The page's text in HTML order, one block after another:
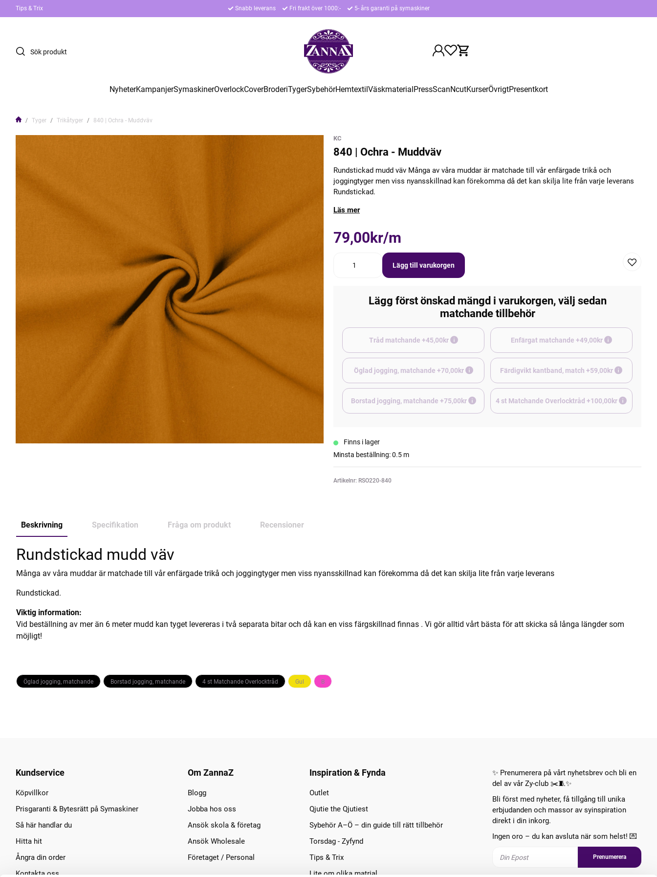
Tips & Trix Snabb leverans Fri frakt över 1000:- 5- års garanti på symaskiner
NyheterKampanjerSymaskinerOverlockCoverBroderiTygerSybehörHemtextilVäskmaterialPressScanNcutKurserÖvrigtPresentkort
Tyger Trikåtyger 840 | Ochra - Muddväv
KC
840 | Ochra - Muddväv
Rundstickad mudd väv Många av våra muddar är matchade till vår enfärgade trikå och
joggingtyger men viss nyansskillnad kan förekomma då det kan skilja lite från varje leverans
Rundstickad.
Läs mer
79,00kr/m
Lägg till varukorgen
Lägg först önskad mängd i varukorgen, välj sedan
matchande tillbehör
Tråd matchande +45,00kr Enfärgat matchande +49,00kr
Öglad jogging, matchande +70,00kr Färdigvikt kantband, match +59,00kr
Borstad jogging, matchande +75,00kr 4 st Matchande Overlocktråd +100,00kr
Finns i lager
Minsta beställning: 0.5 m
Artikelnr: RSO220-840
Beskrivning Specifikation Fråga om produkt Recensioner
Rundstickad mudd väv
Många av våra muddar är matchade till vår enfärgade trikå och joggingtyger men viss nyansskillnad kan förekomma då det kan skilja lite från varje leverans
Rundstickad.
Viktig information:
Vid beställning av mer än 6 meter mudd kan tyget levereras i två separata bitar och då kan en viss färgskillnad finnas . Vi gör alltid vårt bästa för att skicka så långa längder som
möjligt!
Öglad jogging, matchande Borstad jogging, matchande 4 st Matchande Overlocktråd Gul B
Kundservice
Köpvillkor
Prisgaranti & Bytesrätt på Symaskiner
Så här handlar du
Hitta hit
Ångra din order
Kontakta oss
Om ZannaZ
Blogg
Jobba hos oss
Ansök skola & företag
Ansök Wholesale
Företaget / Personal
Inspiration & Fynda
Outlet
Qjutie the Qjutiest
Sybehör A–Ö – din guide till rätt tillbehör
Torsdag - Zyfynd
Tips & Trix
Lite om olika matrial
✨ Prenumerera på vårt nyhetsbrev och bli en
del av vår Zy-club ✂️🧵✨
Bli först med nyheter, få tillgång till unika
erbjudanden och massor av syinspiration
direkt i din inkorg.
Ingen oro – du kan avsluta när som helst! 💌
Prenumerera